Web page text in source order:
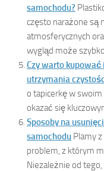
samochodu?
często narażone są
atmosferycznych
wygląd może
Czy warto
utrzymania
o tapicerkę w
okazać się
Sposoby na
samochodu Plamy
problem, z którym
Niezależnie od